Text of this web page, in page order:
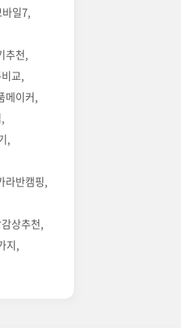
일7
추천
교
메이커
라반캠핑
상추천
지